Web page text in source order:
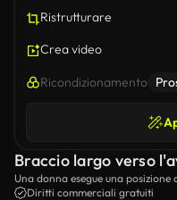
Ristrutturare
Crea video
Ricondizionamento
Braccio largo verso
Una donna esegue una
spiaggia.
Diritti commerciali gratuiti